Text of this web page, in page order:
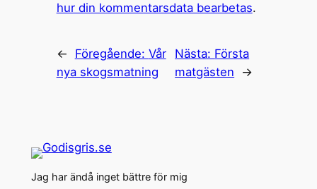
hur din kommentarsdata bearbetas.
← Föregående: Vår
nya skogsmatning
Nästa: Första
matgästen
→
Jag har ändå inget bättre för mig